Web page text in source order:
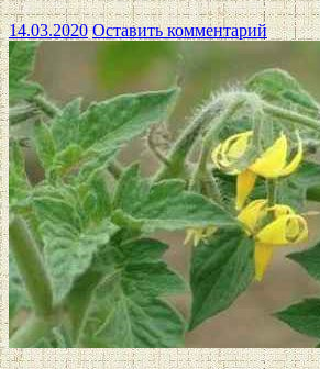
14.03.2020 Оставить комментарий